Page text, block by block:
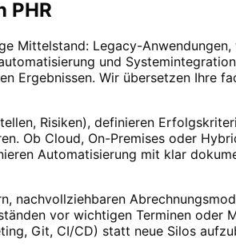
PHR
Mittelstand: Legacy-
und Systemintegration
Ergebnissen. Wir übersetzen Ihre
Risiken), definieren
Ob Cloud, On-Premises oder
Automatisierung mit klar
nachvollziehbaren
vor wichtigen Terminen oder
Git, CI/CD) statt neue Silos